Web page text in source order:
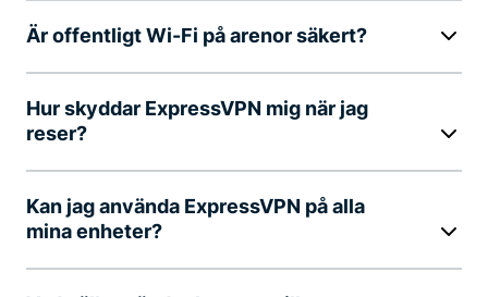
Är offentligt Wi-Fi på arenor säkert?
Hur skyddar ExpressVPN mig när jag
reser?
Kan jag använda ExpressVPN på alla
mina enheter?